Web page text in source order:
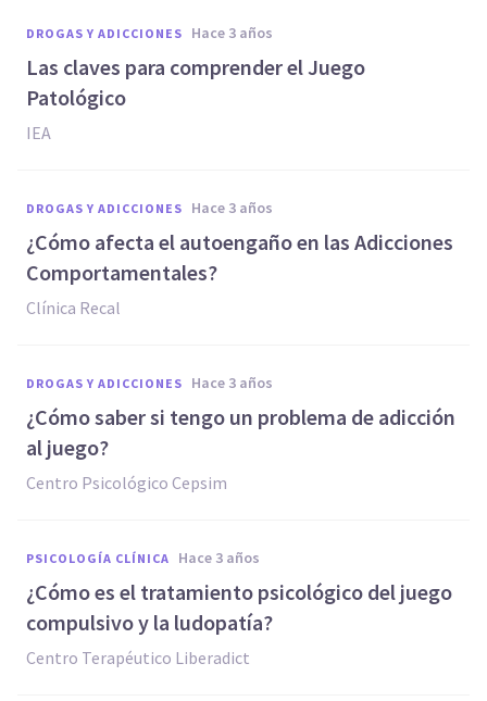
DROGAS Y ADICCIONES hace 3 años
Las claves para comprender el Juego
Patológico
IEA
DROGAS Y ADICCIONES hace 3 años
¿Cómo afecta el autoengaño en las Adicciones
Comportamentales?
Clínica Recal
DROGAS Y ADICCIONES hace 3 años
¿Cómo saber si tengo un problema de adicción
al juego?
Centro Psicológico Cepsim
PSICOLOGÍA CLÍNICA hace 3 años
¿Cómo es el tratamiento psicológico del juego
compulsivo y la ludopatía?
Centro Terapéutico Liberadict